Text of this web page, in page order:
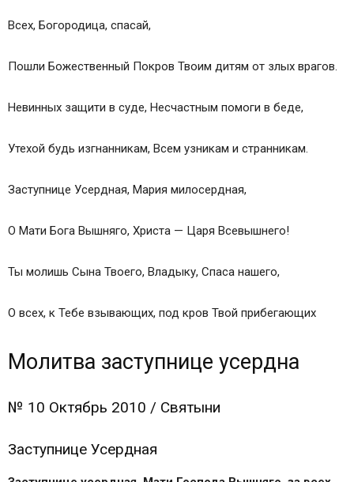
Всех, Богородица, спасай,
Пошли Божественный Покров Твоим дитям от злых врагов.
Невинных защити в суде, Несчастным помоги в беде,
Утехой будь изгнанникам, Всем узникам и странникам.
Заступнице Усердная, Мария милосердная,
О Мати Бога Вышняго, Христа — Царя Всевышнего!
Ты молишь Сына Твоего, Владыку, Спаса нашего,
О всех, к Тебе взывающих, под кров Твой прибегающих
Молитва заступнице усердна
№ 10 Октябрь 2010 / Святыни
Заступнице Усердная